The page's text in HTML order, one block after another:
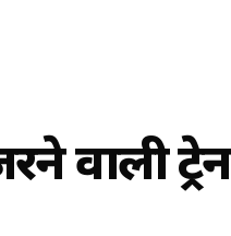
वाली